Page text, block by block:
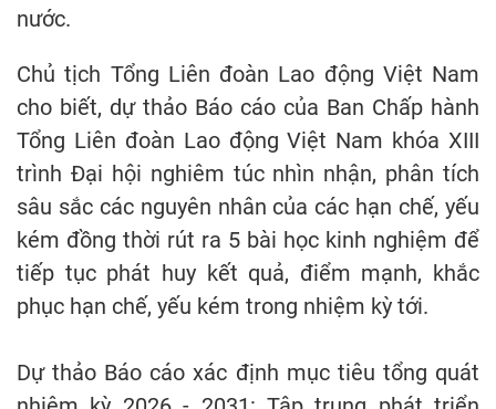
nước.
Chủ tịch Tổng Liên đoàn Lao động Việt Nam
cho biết, dự thảo Báo cáo của Ban Chấp hành
Tổng Liên đoàn Lao động Việt Nam khóa XIII
trình Đại hội nghiêm túc nhìn nhận, phân tích
sâu sắc các nguyên nhân của các hạn chế, yếu
kém đồng thời rút ra 5 bài học kinh nghiệm để
tiếp tục phát huy kết quả, điểm mạnh, khắc
phục hạn chế, yếu kém trong nhiệm kỳ tới.
Dự thảo Báo cáo xác định mục tiêu tổng quát